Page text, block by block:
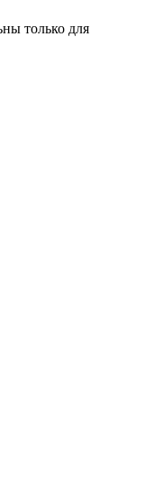
только для